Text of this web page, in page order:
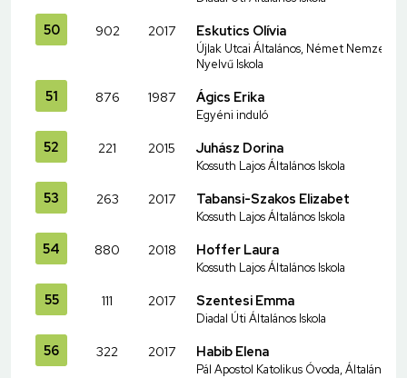
50 902 2017 Eskutics Olívia
Újlak Utcai Általános, Német
Nyelvű Iskola
51 876 1987 Ágics Erika
Egyéni induló
52 221 2015 Juhász Dorina
Kossuth Lajos Általános Iskola
53 263 2017 Tabansi-Szakos Elizabet
Kossuth Lajos Általános Iskola
54 880 2018 Hoffer Laura
Kossuth Lajos Általános Iskola
55 111 2017 Szentesi Emma
Diadal Úti Általános Iskola
56 322 2017 Habib Elena
Pál Apostol Katolikus Óvoda, Általános